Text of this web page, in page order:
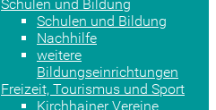
Schulen und Bildung
Schulen und Bildung
Nachhilfe
weitere
Bildungseinrichtungen
Freizeit, Tourismus und Sport
Kirchhainer Vereine